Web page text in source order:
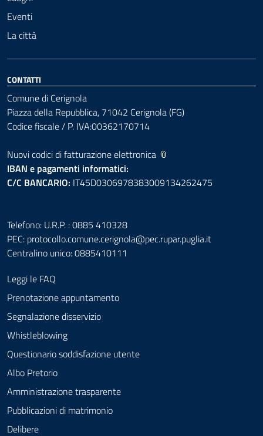
Eventi
La città
CONTATTI
Comune di Cerignola
Piazza della Repubblica, 71042 Cerignola (FG)
Codice fiscale / P. IVA:00362170714
Nuovi codici di fatturazione elettronica 📎
IBAN e pagamenti informatici:
C/C BANCARIO: IT45D0306978383009134262475
Telefono: U.R.P. : 0885 410328
PEC: protocollo.comune.cerignola@pec.rupar.puglia.it
Centralino unico: 0885410111
Leggi le FAQ
Prenotazione appuntamento
Segnalazione disservizio
Whistleblowing
Questionario soddisfazione utente
Albo Pretorio
Amministrazione trasparente
Pubblicazioni di matrimonio
Delibere